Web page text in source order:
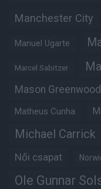
Manchester City
Manuel Ugarte
Marcel Sabitzer
Mason Greenwood
Matheus Cunha
Michael Carrick
Női csapat
Ole Gunnar